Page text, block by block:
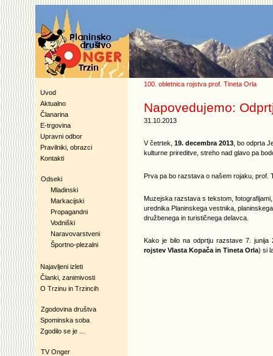
Uvod
Aktualno
Članarina
E-trgovina
Upravni odbor
Pravilniki, obrazci
Kontakti
Odseki
Mladinski
Markacijski
Propagandni
Vodniški
Naravovarstveni
Športno-plezalni
Najavljeni izleti
Članki, zanimivosti
O Trzinu in Trzincih
Zgodovina društva
Spominska soba
Zgodilo se je ...
TV Onger
100. obletnica rojstva prof. Tineta Orla
Napovedujemo:
31.10.2013
V četrtek, 19. decembra 2013 , bo odprta
kulturne prireditve, streho nad glavo pa
Prva pa bo razstava o našem rojaku, prof.
Muzejska razstava s tekstom,
urednika Planinskega vestnika,
družbenega in turističnega delavca.
Kako je bilo na odprtju razstave 7.
rojstev Vlasta Kopača in Tineta Orla) si